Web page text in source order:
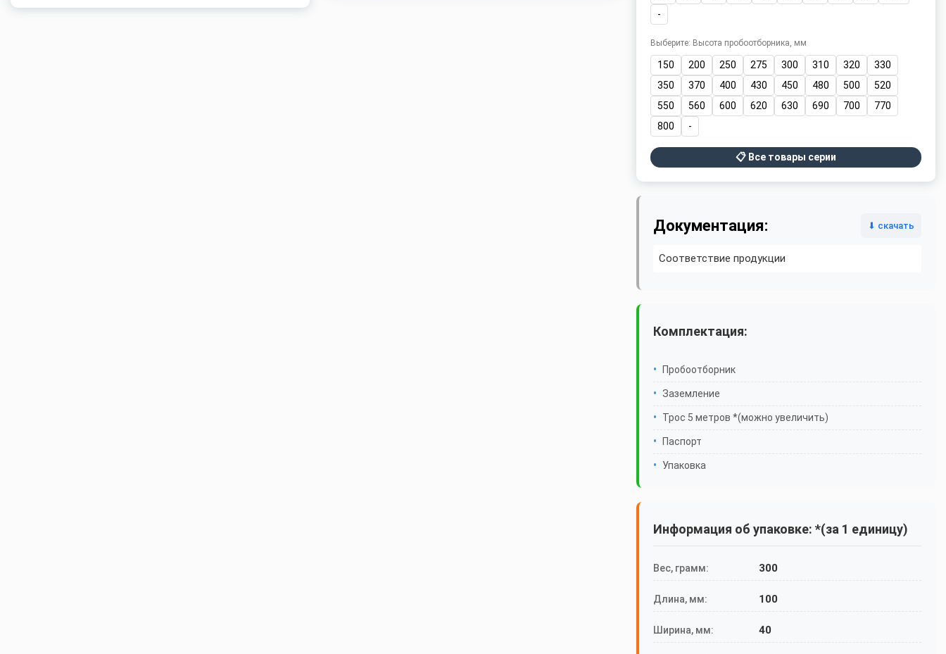
-
Выберите: Высота пробоотборника, мм
150 200 250 275 300 310 320
330
350
370 400 430 450 480 500
520
550
560 600 620 630 690 700
770
800
-
📋 Все товары серии
Документация: ⬇ скачать
Соответствие продукции
Комплектация:
Пробоотборник
Заземление
Трос 5 метров *(можно увеличить)
Паспорт
Упаковка
Информация об упаковке: *(за 1 единицу)
Вес, грамм: 300
Длина, мм: 100
Ширина, мм: 40